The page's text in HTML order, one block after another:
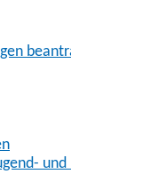
beantragen
und Heimerzieher,